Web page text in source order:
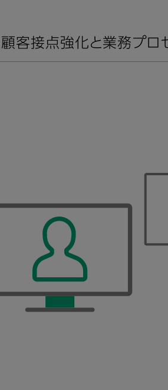
客接点強化と業務プロ